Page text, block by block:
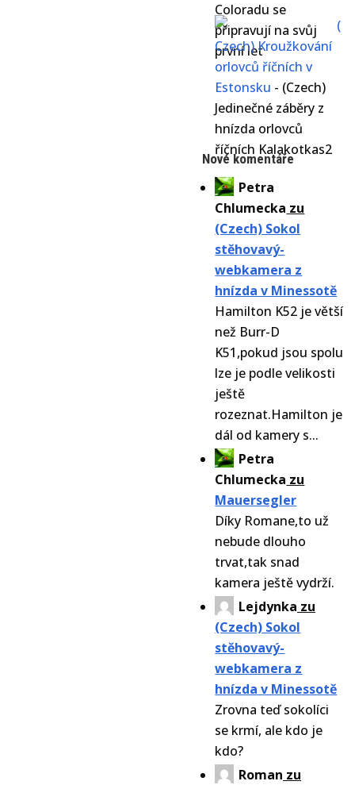
Coloradu se
připravují na svůj
první let
(
Czech) Kroužkování
orlovců říčních v
Estonsku - (Czech)
Jedinečné záběry z
hnízda orlovců
říčních Kalakotkas2
Nové komentáře
Petra
Chlumecka zu
(Czech) Sokol
stěhovavý-
webkamera z
hnízda v Minessotě
Hamilton K52 je větší
než Burr-D
K51,pokud jsou spolu
lze je podle velikosti
ještě
rozeznat.Hamilton je
dál od kamery s...
Petra
Chlumecka zu
Mauersegler
Díky Romane,to už
nebude dlouho
trvat,tak snad
kamera ještě vydrží.
Lejdynka zu
(Czech) Sokol
stěhovavý-
webkamera z
hnízda v Minessotě
Zrovna teď sokolíci
se krmí, ale kdo je
kdo?
Roman zu